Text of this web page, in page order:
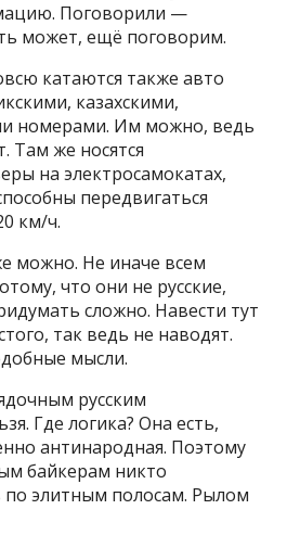
Поговорили —
может, ещё поговорим.
катаются также авто
казахскими,
номерами. Им можно, ведь
Там же носятся
на электросамокатах,
передвигаться
км/ч.
можно. Не иначе всем
что они не русские,
сложно. Навести тут
так ведь не наводят.
мысли.
русским
Где логика? Она есть,
антинародная. Поэтому
байкерам никто
по элитным полосам. Рылом